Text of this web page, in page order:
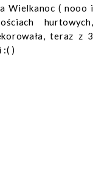
Wielkanoc ( nooo i
hurtowych,
teraz z 3
:( )